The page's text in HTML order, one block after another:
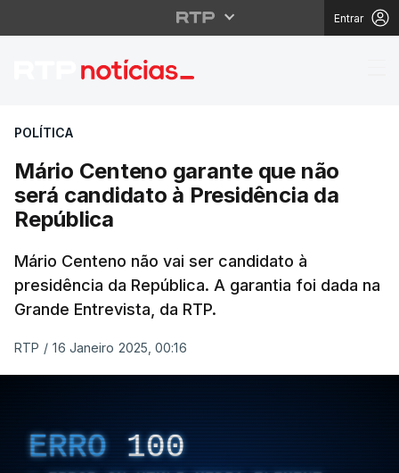
Entrar
Mário Centeno
POLÍTICA
Mário Centeno garante que não
será candidato à Presidência da
República
Mário Centeno não vai ser candidato à
presidência da República. A garantia foi dada na
Grande Entrevista, da RTP.
RTP / 16 Janeiro 2025, 00:16
ERRO 100